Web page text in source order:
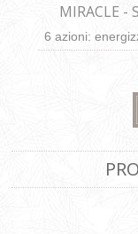
MIRACLE -
6 azioni: